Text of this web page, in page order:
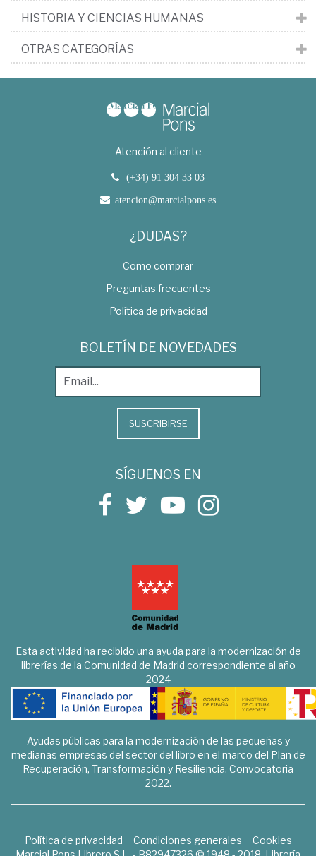
HISTORIA Y CIENCIAS HUMANAS
OTRAS CATEGORÍAS
Atención al cliente
(+34) 91 304 33 03
atencion@marcialpons.es
¿DUDAS?
Como comprar
Preguntas frecuentes
Política de privacidad
BOLETÍN DE NOVEDADES
SUSCRIBIRSE
SÍGUENOS EN
Esta actividad ha recibido una ayuda para la modernización de
librerías de la Comunidad de Madrid correspondiente al año
2024
Ayudas públicas para la modernización de las pequeñas y
medianas empresas del sector del libro en el marco del Plan de
Recuperación, Transformación y Resiliencia. Convocatoria
2022.
Política de privacidad Condiciones generales
Cookies